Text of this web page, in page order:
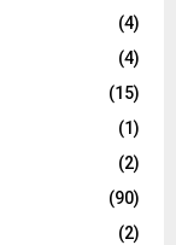
(4)
(4)
(15)
(1)
(2)
(90)
(2)